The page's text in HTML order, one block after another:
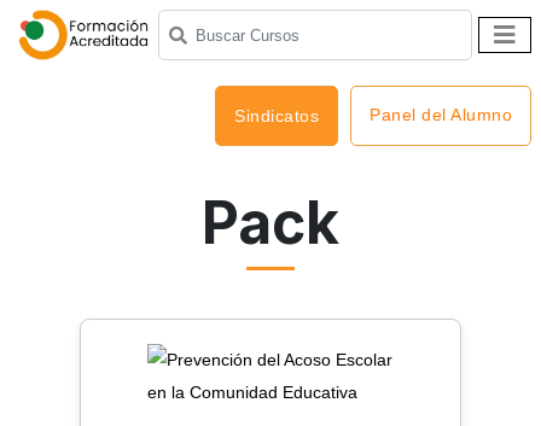
Sindicatos Panel del Alumno
Pack